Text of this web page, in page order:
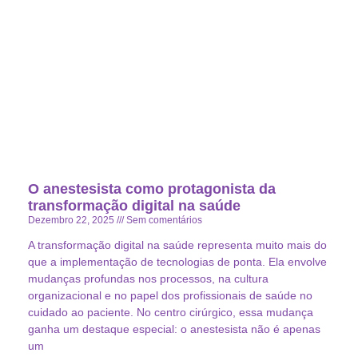
O anestesista como protagonista da
transformação digital na saúde
Dezembro 22, 2025 Sem comentários
A transformação digital na saúde representa muito mais do
que a implementação de tecnologias de ponta. Ela envolve
mudanças profundas nos processos, na cultura
organizacional e no papel dos profissionais de saúde no
cuidado ao paciente. No centro cirúrgico, essa mudança
ganha um destaque especial: o anestesista não é apenas
um